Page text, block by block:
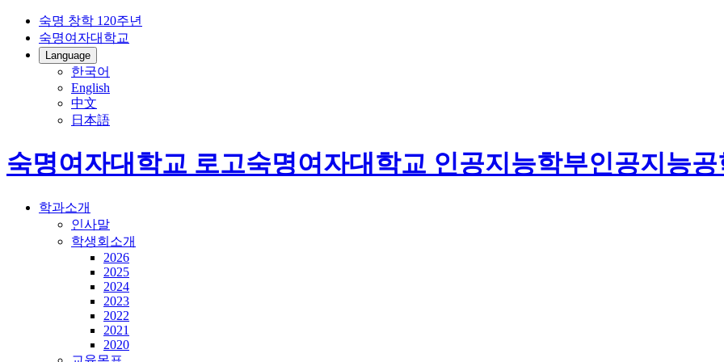
숙명 창학 120주년
숙명여자대학교
Language
한국어
English
中文
日本語
숙명여자대학교 로고숙명여자대학교 인공지능학부인공지능
학과소개
인사말
학생회소개
2026
2025
2024
2023
2022
2021
2020